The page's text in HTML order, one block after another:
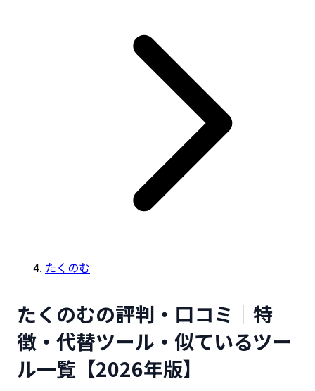
たくのむ
たくのむの評判・口コミ｜特
徴・代替ツール・似ているツー
ル一覧【2026年版】